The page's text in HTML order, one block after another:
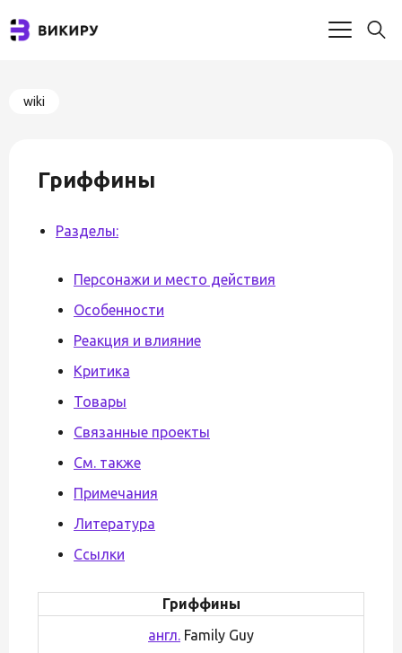
wiki
Гриффины
Разделы:
Персонажи и место действия
Особенности
Реакция и влияние
Критика
Товары
Связанные проекты
См. также
Примечания
Литература
Ссылки
Гриффины
англ. Family Guy